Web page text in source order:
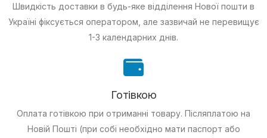
Швидкість доставки в будь-яке відділення Нової пошти в
Україні фіксується оператором, але зазвичай не перевищує
1-3 календарних днів.
Готівкою
Оплата готівкою при отриманні товару. Післяплатою на
Новій Пошті (при собі необхідно мати паспорт або